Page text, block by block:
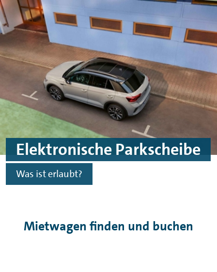
Skip to main content
Skip to footer
Elektronische Parkscheibe
Was ist erlaubt?
Mietwagen finden und buchen